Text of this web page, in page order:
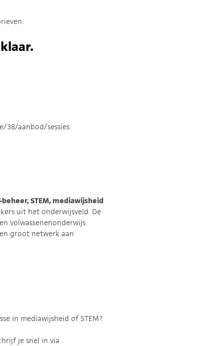
38/aanbod/sessies.
STEM, mediawijsheid
uit het onderwijsveld. De
volwassenenonderwijs.
groot netwerk aan
in mediawijsheid of STEM?
je snel in via